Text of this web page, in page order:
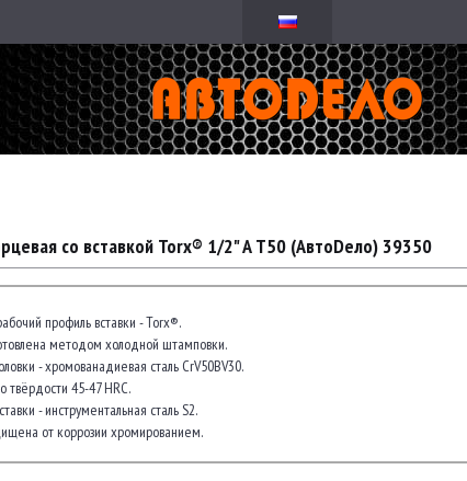
со вставкой Torx® 1/2" A Т50 (АвтоDело) 39350
профиль вставки - Torx®.
методом холодной штамповки.
- хромованадиевая сталь CrV50BV30.
твёрдости 45-47 HRC.
- инструментальная сталь S2.
от коррозии хромированием.